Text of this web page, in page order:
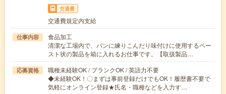
交通費
交通費規定内支給
仕事内容
食品加工
清潔な工場内で、パンに練りこんだり味付けに使用するペー
スト状の製品を箱に入れるお仕事です。【取扱製品…
応募資格
職種未経験OK / ブランクOK / 英語力不要
◆未経験OK！〇まずは事前登録だけでもOK！履歴書不要で
気軽にオンライン登録★氏名・職種などを入力す…